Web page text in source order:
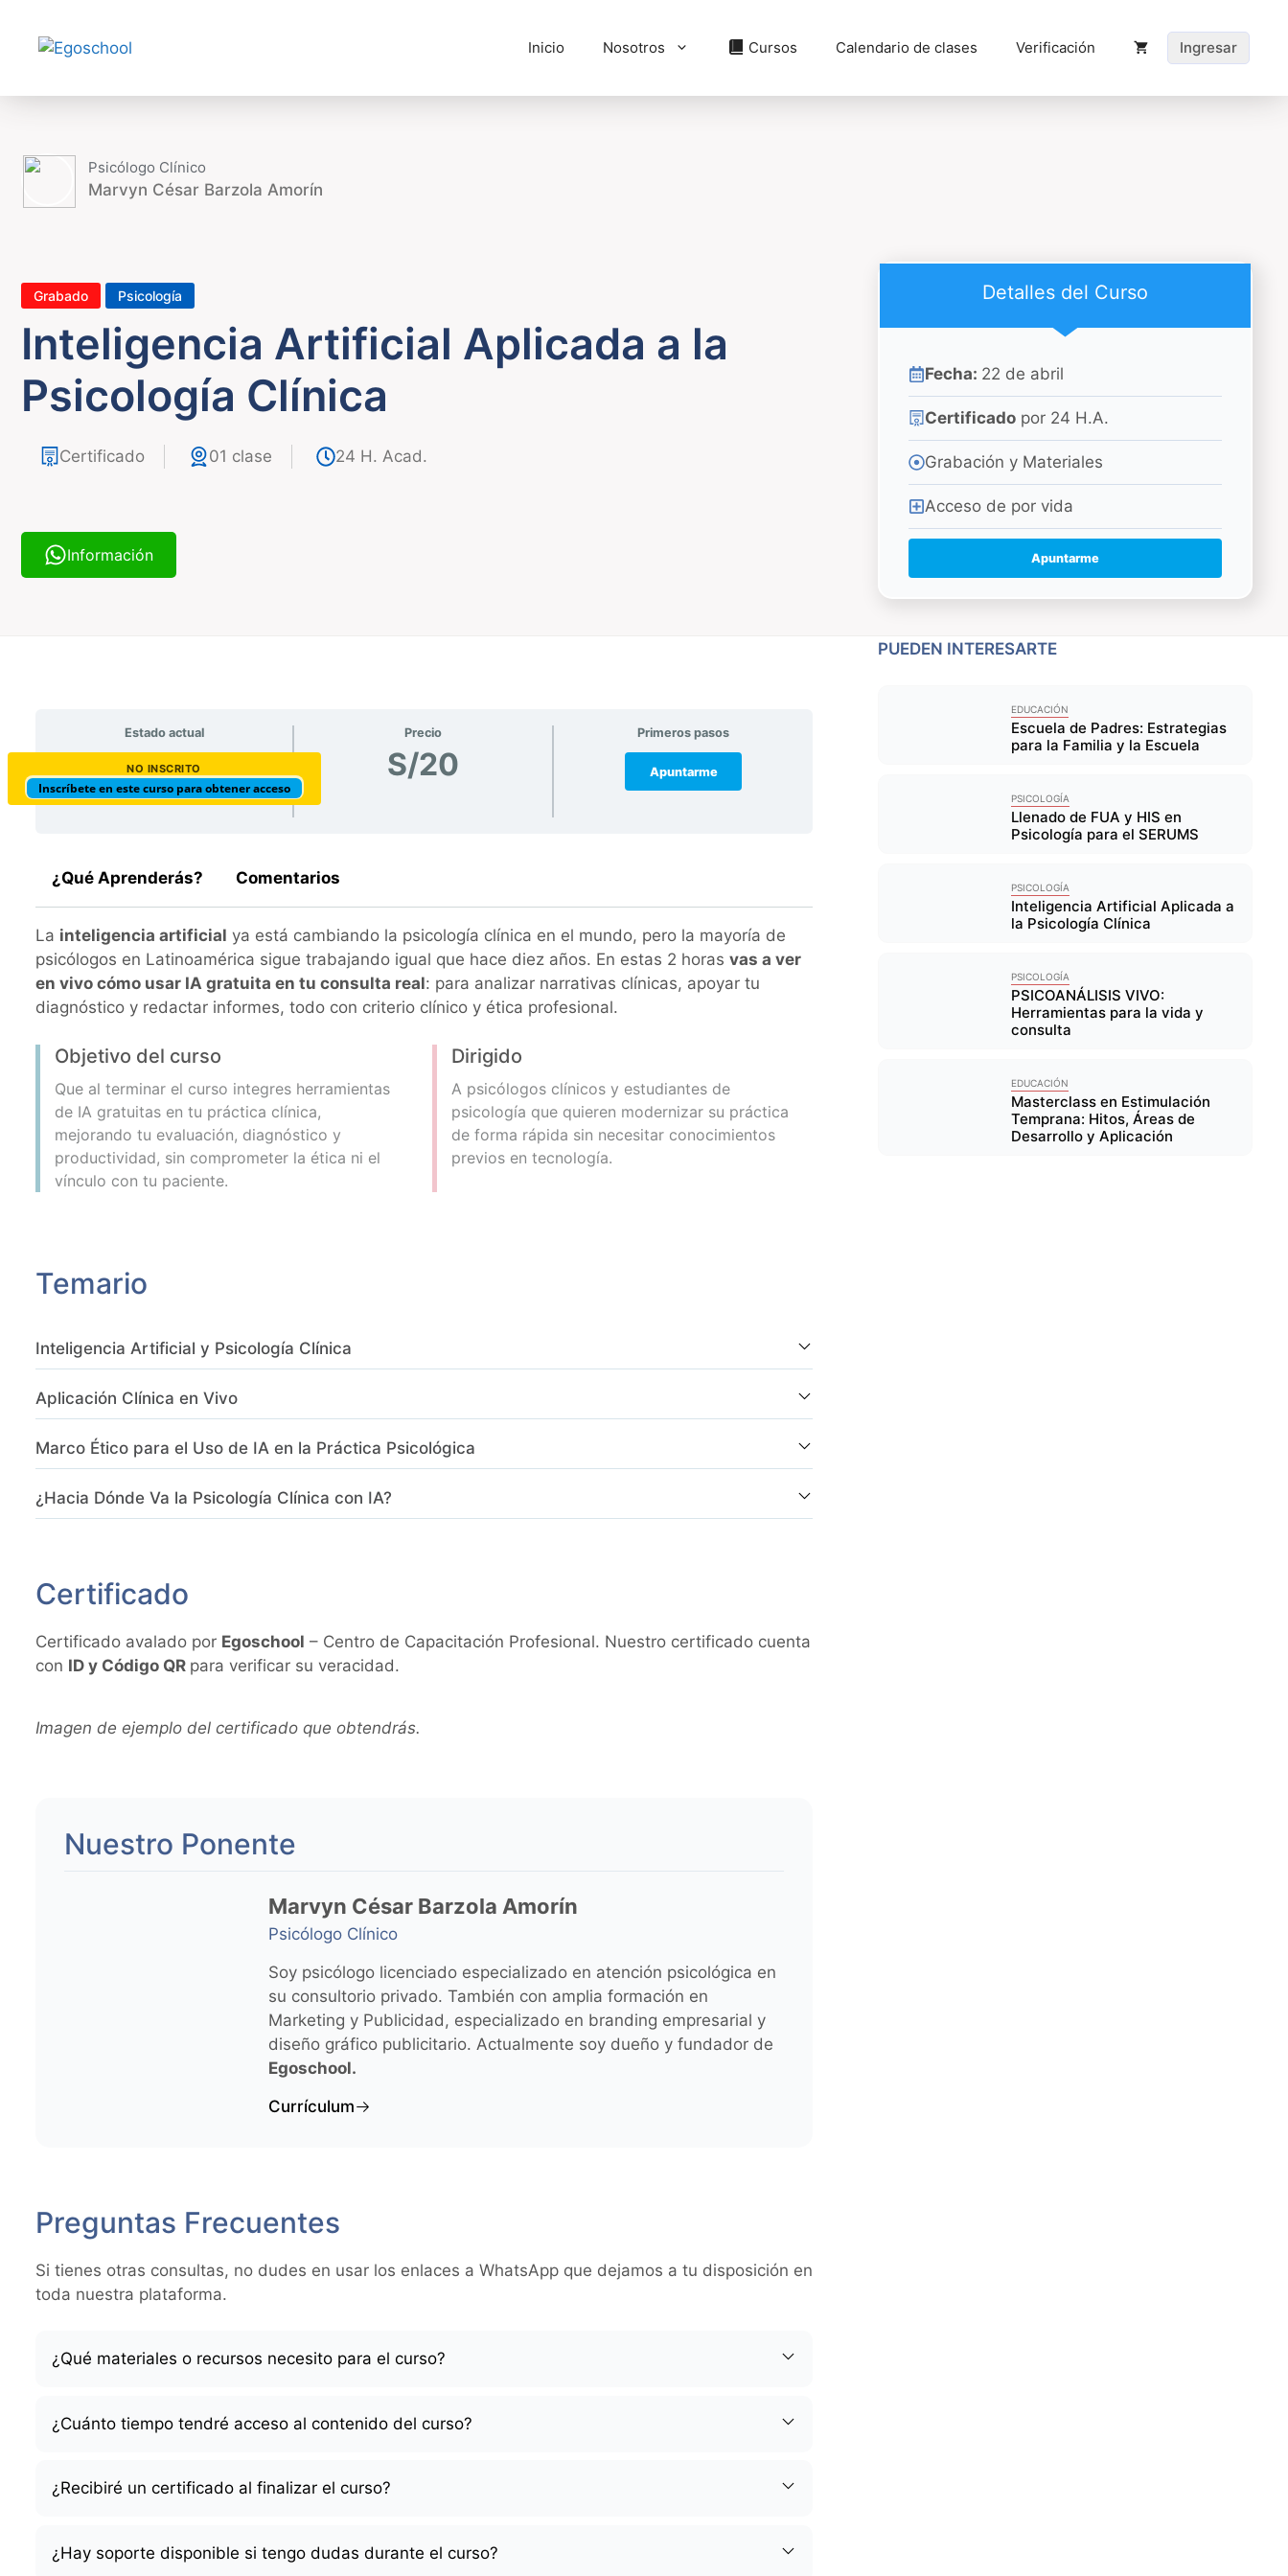
contenido
Inicio Nosotros Cursos Calendario de clases Verificación Ingresar
Psicólogo Clínico
Marvyn César Barzola Amorín
Grabado Psicología
Inteligencia Artificial Aplicada a la
Psicología Clínica
Certificado 01 clase 24 H. Acad.
Información
Estado actual
NO INSCRITO
Inscríbete en este curso para obtener acceso
Precio
S/20
Primeros pasos
Apuntarme
¿Qué Aprenderás? Comentarios
La inteligencia artificial ya está cambiando la psicología clínica en el mundo, pero la mayoría de
psicólogos en Latinoamérica sigue trabajando igual que hace diez años. En estas 2 horas vas a ver
en vivo cómo usar IA gratuita en tu consulta real: para analizar narrativas clínicas, apoyar tu
diagnóstico y redactar informes, todo con criterio clínico y ética profesional.
Objetivo del curso
Que al terminar el curso integres herramientas
de IA gratuitas en tu práctica clínica,
mejorando tu evaluación, diagnóstico y
productividad, sin comprometer la ética ni el
vínculo con tu paciente.
Dirigido
A psicólogos clínicos y estudiantes de
psicología que quieren modernizar su práctica
de forma rápida sin necesitar conocimientos
previos en tecnología.
Temario
Inteligencia Artificial y Psicología Clínica
Aplicación Clínica en Vivo
Marco Ético para el Uso de IA en la Práctica Psicológica
¿Hacia Dónde Va la Psicología Clínica con IA?
Certificado
Certificado avalado por Egoschool – Centro de Capacitación Profesional. Nuestro certificado cuenta
con ID y Código QR para verificar su veracidad.
Imagen de ejemplo del certificado que obtendrás.
Nuestro Ponente
Marvyn César Barzola Amorín
Psicólogo Clínico
Soy psicólogo licenciado especializado en atención psicológica en
su consultorio privado. También con amplia formación en
Marketing y Publicidad, especializado en branding empresarial y
diseño gráfico publicitario. Actualmente soy dueño y fundador de
Egoschool.
Currículum
Preguntas Frecuentes
Si tienes otras consultas, no dudes en usar los enlaces a WhatsApp que dejamos a tu disposición en
toda nuestra plataforma.
¿Qué materiales o recursos necesito para el curso?
¿Cuánto tiempo tendré acceso al contenido del curso?
¿Recibiré un certificado al finalizar el curso?
¿Hay soporte disponible si tengo dudas durante el curso?
Detalles del Curso
Fecha: 22 de abril
Certificado por 24 H.A.
Grabación y Materiales
Acceso de por vida
Apuntarme
PUEDEN INTERESARTE
EDUCACIÓN
Escuela de Padres: Estrategias
para la Familia y la Escuela
PSICOLOGÍA
Llenado de FUA y HIS en
Psicología para el SERUMS
PSICOLOGÍA
Inteligencia Artificial Aplicada a
la Psicología Clínica
PSICOLOGÍA
PSICOANÁLISIS VIVO:
Herramientas para la vida y
consulta
EDUCACIÓN
Masterclass en Estimulación
Temprana: Hitos, Áreas de
Desarrollo y Aplicación